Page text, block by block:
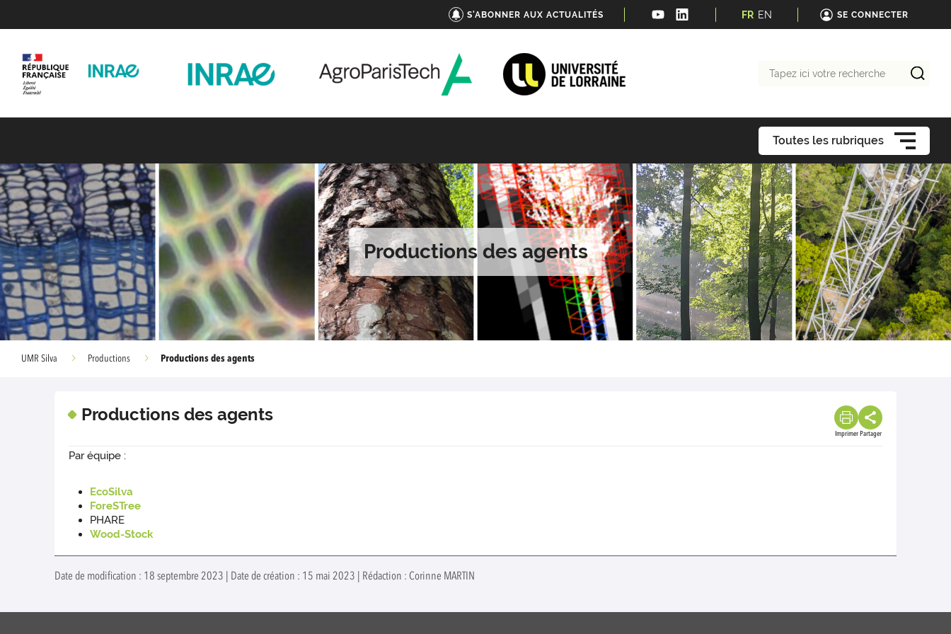
S'ABONNER AUX ACTUALITÉS FR EN SE CONNECTER
Toutes les rubriques
Productions des agents
UMR Silva Productions Productions des agents
Productions des agents
Imprimer Partager
Par équipe :
EcoSilva
ForeSTree
PHARE
Wood-Stock
Date de modification : 18 septembre 2023 | Date de création : 15 mai 2023 | Rédaction : Corinne MARTIN